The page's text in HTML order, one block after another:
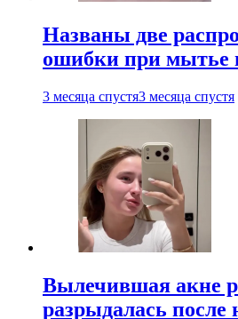
Названы две
ошибки при мытье
3 месяца спустя3 месяца спустя
Вылечившая акне
разрыдалась после